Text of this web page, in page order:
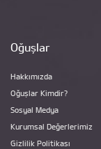
Oğuşlar
Hakkımızda
Oğuşlar Kimdir?
Sosyal Medya
Kurumsal Değerlerimiz
Gizlilik Politikası